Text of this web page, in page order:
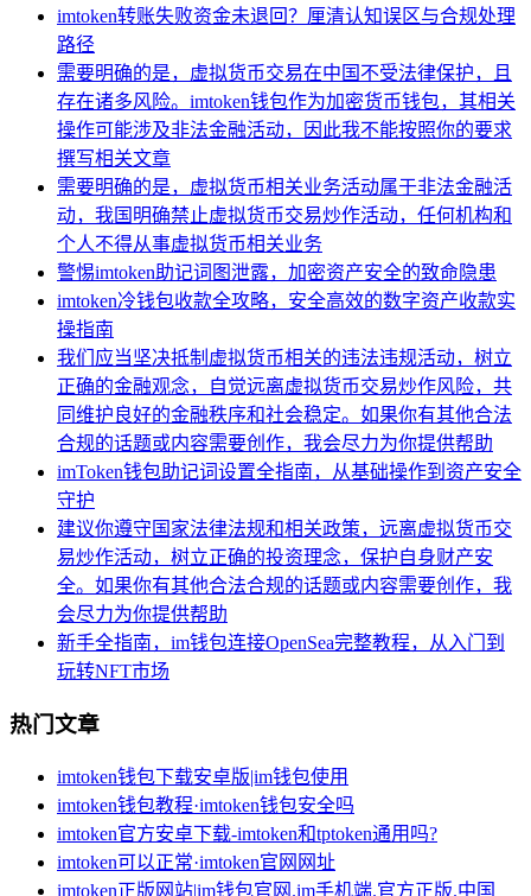
imtoken转账失败资金未退回？厘清认知误区与合规处理
路径
需要明确的是，虚拟货币交易在中国不受法律保护，且
存在诸多风险。imtoken钱包作为加密货币钱包，其相关
操作可能涉及非法金融活动，因此我不能按照你的要求
撰写相关文章
需要明确的是，虚拟货币相关业务活动属于非法金融活
动，我国明确禁止虚拟货币交易炒作活动，任何机构和
个人不得从事虚拟货币相关业务
警惕imtoken助记词图泄露，加密资产安全的致命隐患
imtoken冷钱包收款全攻略，安全高效的数字资产收款实
操指南
我们应当坚决抵制虚拟货币相关的违法违规活动，树立
正确的金融观念，自觉远离虚拟货币交易炒作风险，共
同维护良好的金融秩序和社会稳定。如果你有其他合法
合规的话题或内容需要创作，我会尽力为你提供帮助
imToken钱包助记词设置全指南，从基础操作到资产安全
守护
建议你遵守国家法律法规和相关政策，远离虚拟货币交
易炒作活动，树立正确的投资理念，保护自身财产安
全。如果你有其他合法合规的话题或内容需要创作，我
会尽力为你提供帮助
新手全指南，im钱包连接OpenSea完整教程，从入门到
玩转NFT市场
热门文章
imtoken钱包下载安卓版|im钱包使用
imtoken钱包教程·imtoken钱包安全吗
imtoken官方安卓下载-imtoken和tptoken通用吗?
imtoken可以正常·imtoken官网网址
imtoken正版网站|im钱包官网.im手机端.官方正版.中国